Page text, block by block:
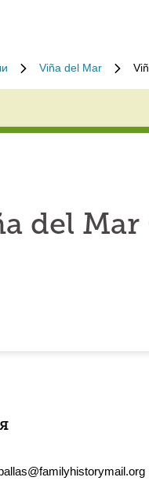
Viña del Mar
del